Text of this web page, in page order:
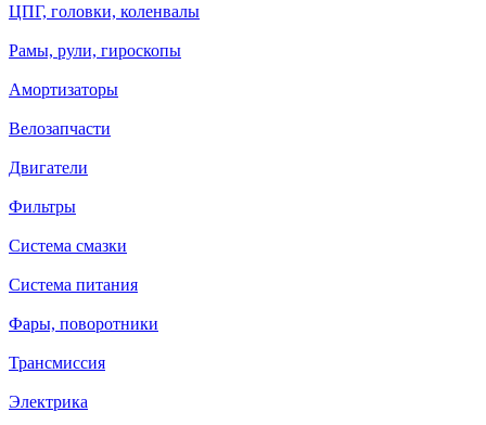
ЦПГ, головки, коленвалы
Рамы, рули, гироскопы
Амортизаторы
Велозапчасти
Двигатели
Фильтры
Система смазки
Система питания
Фары, поворотники
Трансмиссия
Электрика